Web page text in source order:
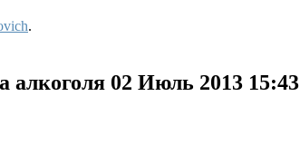
.
алкоголя 02 Июль 2013 15:43